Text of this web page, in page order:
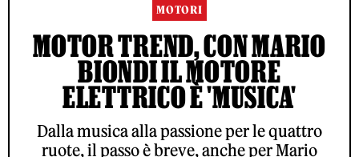
MOTORI
MOTOR TREND, CON MARIO
BIONDI IL MOTORE
ELETTRICO È 'MUSICA'
Dalla musica alla passione per le quattro
ruote, il passo è breve, anche per Mario